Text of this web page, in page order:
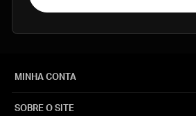
MINHA CONTA
SOBRE O SITE